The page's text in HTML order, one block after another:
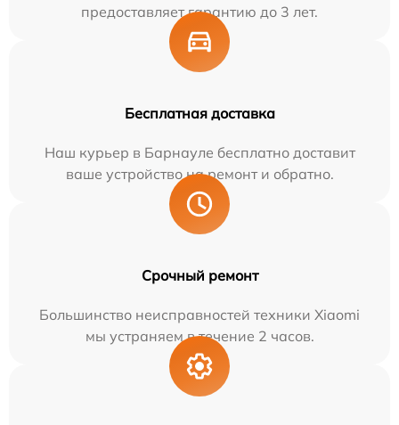
предоставляет гарантию до 3 лет.
Бесплатная доставка
Наш курьер в Барнауле бесплатно доставит
ваше устройство на ремонт и обратно.
Срочный ремонт
Большинство неисправностей техники Xiaomi
мы устраняем в течение 2 часов.